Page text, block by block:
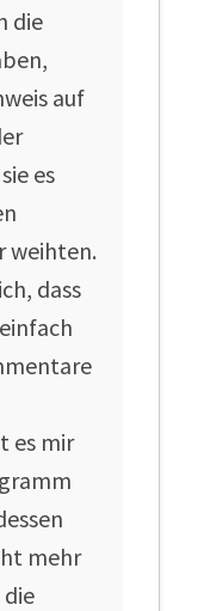
die
auf
es
weihten.
dass
es mir
mehr